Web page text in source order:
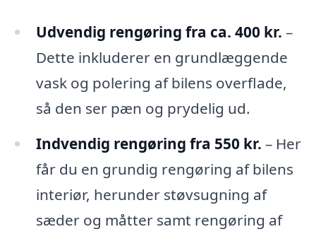
Udvendig rengøring fra ca. 400 kr. –
Dette inkluderer en grundlæggende
vask og polering af bilens overflade,
så den ser pæn og prydelig ud.
Indvendig rengøring fra 550 kr. – Her
får du en grundig rengøring af bilens
interiør, herunder støvsugning af
sæder og måtter samt rengøring af